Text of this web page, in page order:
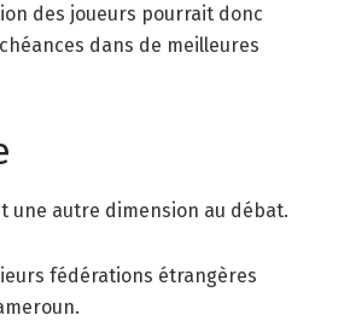
des joueurs pourrait donc
dans de meilleures
une autre dimension au débat.
fédérations étrangères